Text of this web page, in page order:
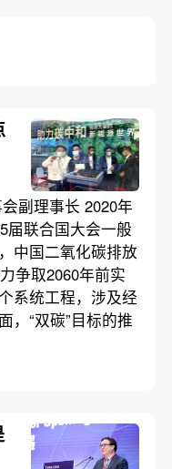
副理事长 2020年
届联合国大会一般
中国二氧化碳排放
争取2060年前实
系统工程，涉及经
，“双碳”目标的推